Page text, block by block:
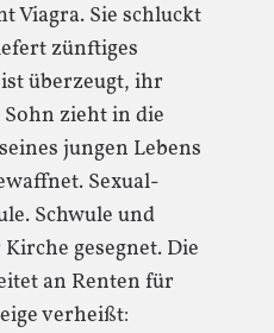
Viagra. Sie schluckt
zünftiges
überzeugt, ihr
zieht in die
jungen Lebens
Sexual-
Schwule und
gesegnet. Die
an Renten für
verheißt: